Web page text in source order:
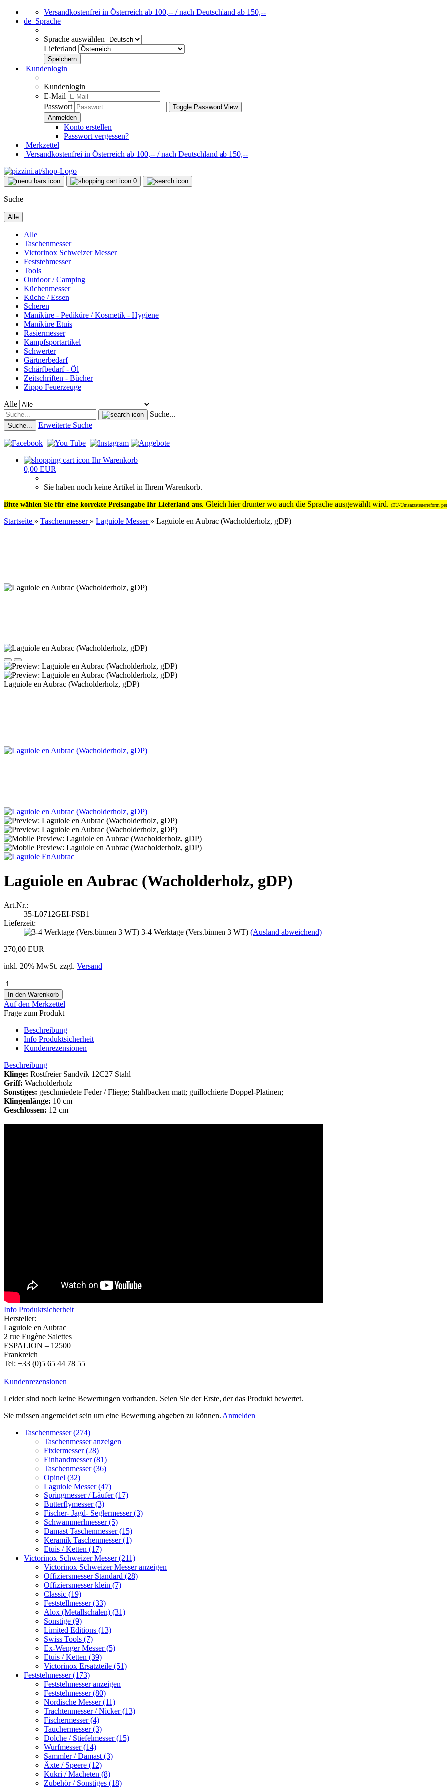
Versandkostenfrei in Österreich ab 100,-- / nach Deutschland ab 150,--
de Sprache
Sprache auswählen
Lieferland
Kundenlogin
Kundenlogin
E-Mail
Passwort
Toggle Password View
Konto erstellen
Passwort vergessen?
Merkzettel
Versandkostenfrei in Österreich ab 100,-- / nach Deutschland ab 150,--
0
Suche
Alle
Alle
Taschenmesser
Victorinox Schweizer Messer
Feststehmesser
Tools
Outdoor / Camping
Küchenmesser
Küche / Essen
Scheren
Maniküre - Pediküre / Kosmetik - Hygiene
Maniküre Etuis
Rasiermesser
Kampfsportartikel
Schwerter
Gärtnerbedarf
Schärfbedarf - Öl
Zeitschriften - Bücher
Zippo Feuerzeuge
Alle
Suche...
Suche... Erweiterte Suche
Ihr Warenkorb
0,00 EUR
Sie haben noch keine Artikel in Ihrem Warenkorb.
Bitte wählen Sie für eine korrekte Preisangabe Ihr Lieferland aus. Gleich hier drunter wo auch die Sprache ausgewählt wird. (EU-Umsatzsteuerreform
Startseite » Taschenmesser » Laguiole Messer » Laguiole en Aubrac (Wacholderholz, gDP)
Laguiole en Aubrac (Wacholderholz, gDP)
Laguiole en Aubrac (Wacholderholz, gDP)
Art.Nr.:
35-L0712GEI-FSB1
Lieferzeit:
3-4 Werktage (Vers.binnen 3 WT) (Ausland abweichend)
270,00 EUR
inkl. 20% MwSt. zzgl. Versand
Auf den Merkzettel
Frage zum Produkt
Beschreibung
Info Produktsicherheit
Kundenrezensionen
Beschreibung
Klinge: Rostfreier Sandvik 12C27 Stahl
Griff: Wacholderholz
Sonstiges: geschmiedete Feder / Fliege; Stahlbacken matt; guillochierte Doppel-Platinen;
Klingenlänge: 10 cm
Geschlossen: 12 cm
Info Produktsicherheit
Hersteller:
Laguiole en Aubrac
2 rue Eugène Salettes
ESPALION – 12500
Frankreich
Tel: +33 (0)5 65 44 78 55
Kundenrezensionen
Leider sind noch keine Bewertungen vorhanden. Seien Sie der Erste, der das Produkt bewertet.
Sie müssen angemeldet sein um eine Bewertung abgeben zu können. Anmelden
Taschenmesser (274)
Taschenmesser anzeigen
Fixiermesser (28)
Einhandmesser (81)
Taschenmesser (36)
Opinel (32)
Laguiole Messer (47)
Springmesser / Läufer (17)
Butterflymesser (3)
Fischer- Jagd- Seglermesser (3)
Schwammerlmesser (5)
Damast Taschenmesser (15)
Keramik Taschenmesser (1)
Etuis / Ketten (17)
Victorinox Schweizer Messer (211)
Victorinox Schweizer Messer anzeigen
Offiziersmesser Standard (28)
Offiziersmesser klein (7)
Classic (19)
Feststellmesser (33)
Alox (Metallschalen) (31)
Sonstige (9)
Limited Editions (13)
Swiss Tools (7)
Ex-Wenger Messer (5)
Etuis / Ketten (39)
Victorinox Ersatzteile (51)
Feststehmesser (173)
Feststehmesser anzeigen
Feststehmesser (80)
Nordische Messer (11)
Trachtenmesser / Nicker (13)
Fischermesser (4)
Tauchermesser (3)
Dolche / Stiefelmesser (15)
Wurfmesser (14)
Sammler / Damast (3)
Äxte / Speere (12)
Kukri / Macheten (8)
Zubehör / Sonstiges (18)